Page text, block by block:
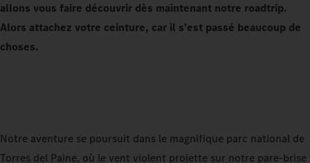
allons vous faire découvrir dès maintenant notre roadtrip.
Alors attachez votre ceinture, car il s’est passé beaucoup de
choses.
Notre aventure se poursuit dans le magnifique parc national de
Torres del Paine, où le vent violent projette sur notre pare-brise